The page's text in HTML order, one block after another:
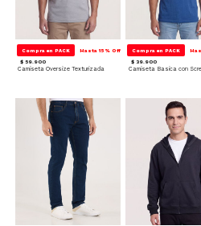
Compra en PACK Hasta 15% Off
$ 59.900
Camiseta Oversize Texturizada
Compra en PACK
$ 39.900
Camiseta Basica con